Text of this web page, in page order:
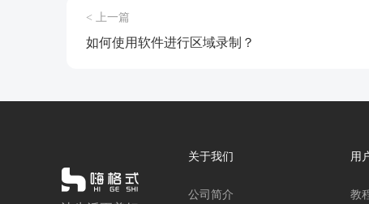
< 上一篇
如何使用软件进行区域录制？
关于我们
公司简介
用
教